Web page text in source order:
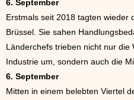
6. September
Erstmals seit 2018 tagten wieder
Brüssel. Sie sahen
Länderchefs trieben nicht nur die
Industrie um, sondern auch die
6. September
Mitten in einem belebten Viertel